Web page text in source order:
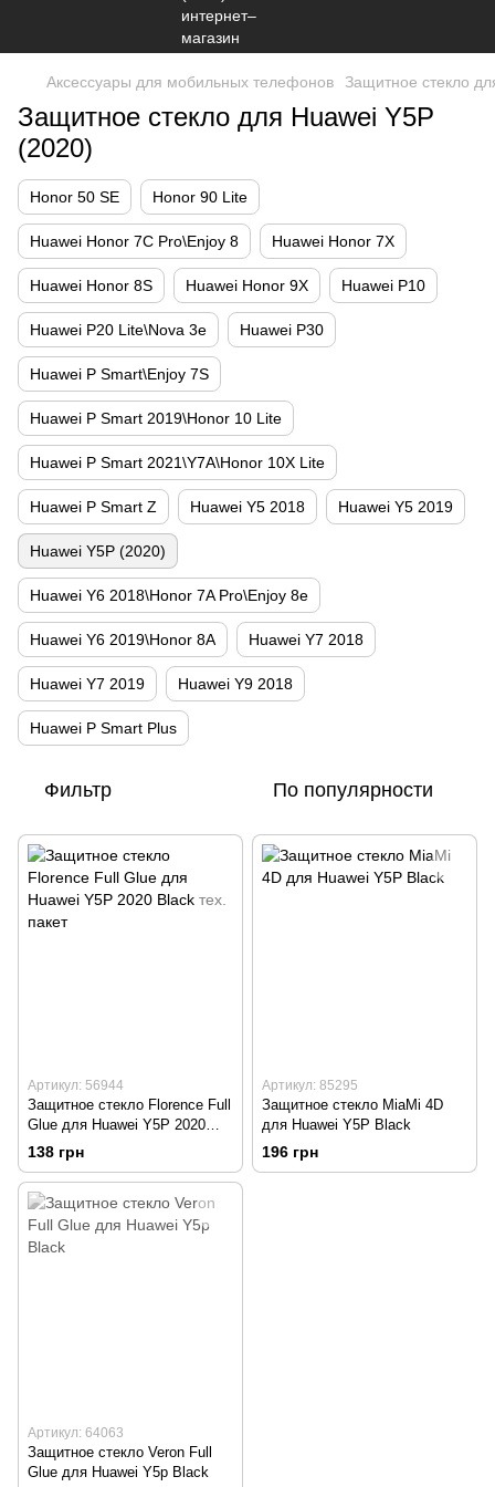
Аксессуары для мобильных телефонов Защитное стекло
Защитное стекло для Huawei Y5P
(2020)
Honor 50 SE Honor 90 Lite
Huawei Honor 7C Pro\Enjoy 8 Huawei Honor 7X
Huawei Honor 8S Huawei Honor 9X Huawei P10
Huawei P20 Lite\Nova 3e Huawei P30
Huawei P Smart\Enjoy 7S
Huawei P Smart 2019\Honor 10 Lite
Huawei P Smart 2021\Y7A\Honor 10X Lite
Huawei P Smart Z Huawei Y5 2018 Huawei Y5 2019
Huawei Y5P (2020)
Huawei Y6 2018\Honor 7A Pro\Enjoy 8e
Huawei Y6 2019\Honor 8A Huawei Y7 2018
Huawei Y7 2019 Huawei Y9 2018
Huawei P Smart Plus
Фильтр По популярности
Артикул: 56944
Защитное стекло Florence Full
Glue для Huawei Y5P 2020
Black тех. пакет
138 грн
Артикул: 85295
Защитное стекло MiaMi 4D
для Huawei Y5P Black
196 грн
Артикул: 64063
Защитное стекло Veron Full
Glue для Huawei Y5p Black